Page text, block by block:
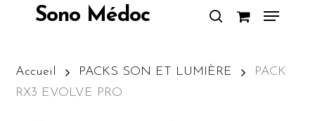
content
Sono Médoc Menu
Accueil PACKS SON ET LUMIÈRE
PACK
RX3 EVOLVE PRO